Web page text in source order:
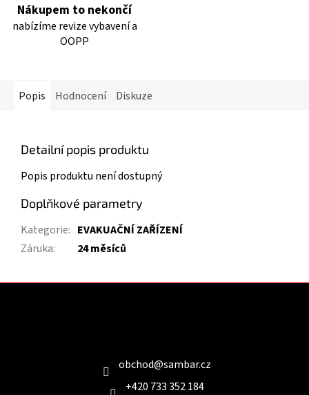
Nákupem to nekončí
nabízíme revize vybavení a
OOPP
Popis Hodnocení Diskuze
Detailní popis produktu
Popis produktu není dostupný
Doplňkové parametry
Kategorie: EVAKUAČNÍ ZAŘÍZENÍ
Záruka: 24 měsíců
obchod@sambar.cz
+420 733 352 184